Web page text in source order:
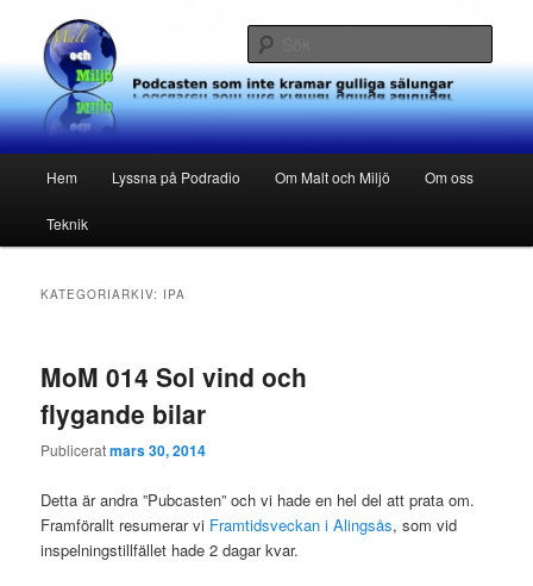
primärt
innehåll
sekundärt
innehållMalt och Miljö
Hem Lyssna på Podradio Om Malt och Miljö Om oss
Teknik
KATEGORIARKIV: IPA
MoM 014 Sol vind och
flygande bilar
Publiceratmars 30, 2014
Detta är andra ”Pubcasten” och vi hade en hel del att prata om.
Framförallt resumerar vi Framtidsveckan i Alingsås, som vid
inspelningstillfället hade 2 dagar kvar.